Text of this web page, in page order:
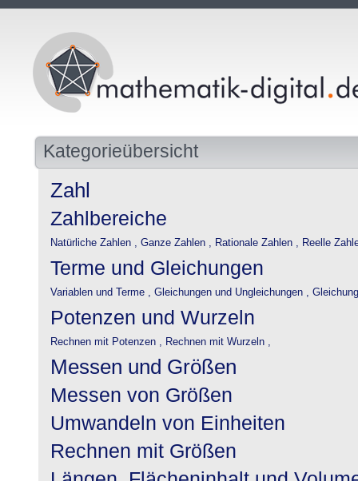
Kategorieübersicht
Zahl
Zahlbereiche
Natürliche Zahlen , Ganze Zahlen , Rationale Zahlen , Reelle
Terme und Gleichungen
Variablen und Terme , Gleichungen und Ungleichungen ,
Potenzen und Wurzeln
Rechnen mit Potenzen , Rechnen mit Wurzeln ,
Messen und Größen
Messen von Größen
Umwandeln von Einheiten
Rechnen mit Größen